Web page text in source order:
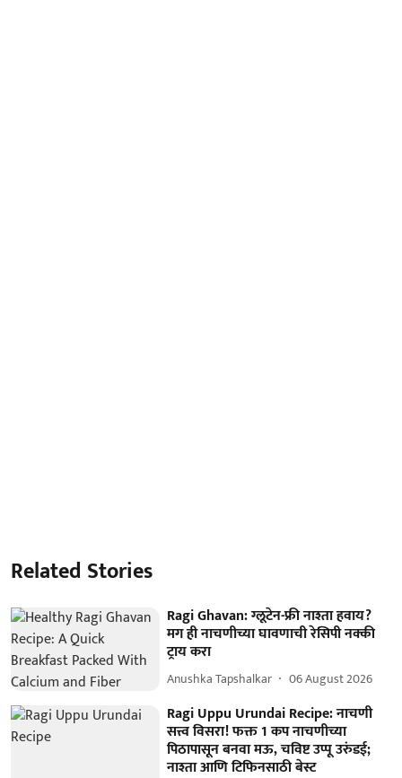
Related Stories
Ragi Ghavan: ग्लूटेन-फ्री नाश्ता हवाय?
मग ही नाचणीच्या घावणाची रेसिपी नक्की
ट्राय करा
Anushka Tapshalkar 06 August 2026
Ragi Uppu Urundai Recipe: नाचणी
सत्त्व विसरा! फक्त 1 कप नाचणीच्या
पिठापासून बनवा मऊ, चविष्ट उप्पू उरुंडई;
नाश्ता आणि टिफिनसाठी बेस्ट